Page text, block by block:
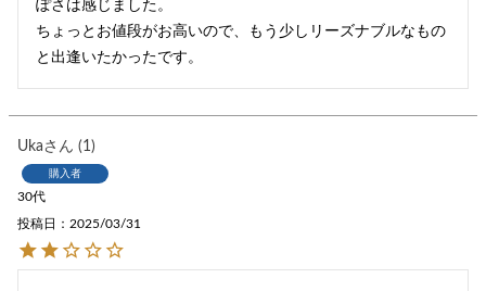
ぽさは感じました。
ちょっとお値段がお高いので、もう少しリーズナブルなもの
と出逢いたかったです。
Uka 1
購入者
30代
投稿日 2025/03/31